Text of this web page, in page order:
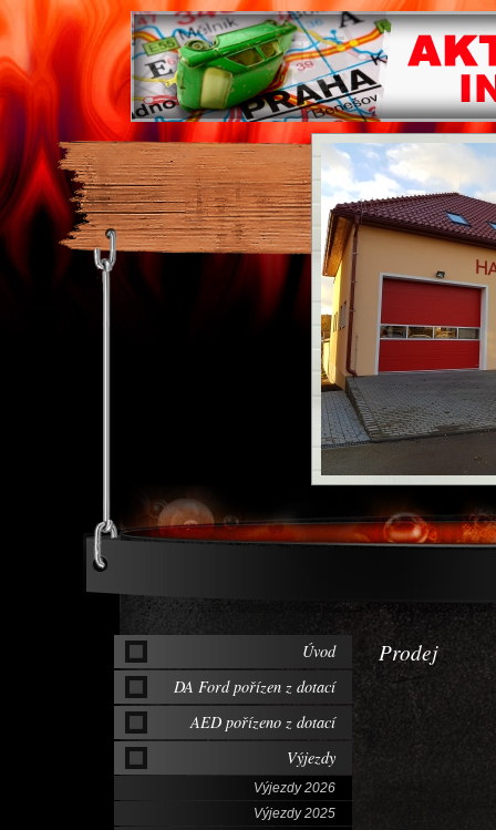
Prodej
Úvod
DA Ford pořízen z dotací
AED pořízeno z dotací
Výjezdy
Výjezdy 2026
Výjezdy 2025